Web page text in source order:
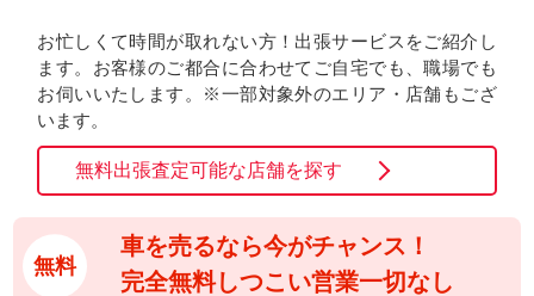
お忙しくて時間が取れない方！出張サービスをご紹介し
ます。お客様のご都合に合わせてご自宅でも、職場でも
お伺いいたします。※一部対象外のエリア・店舗もござ
います。
無料出張査定可能な店舗を探す
無料
車を売るなら今がチャンス！
完全無料しつこい営業一切なし